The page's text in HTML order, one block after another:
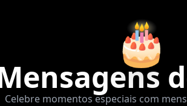
🎂
Celebre momentos especiais com